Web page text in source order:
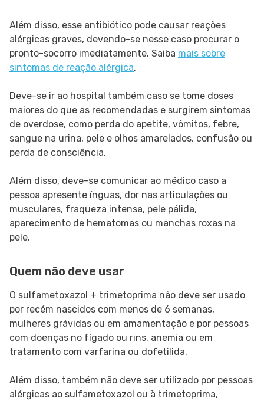
Além disso, esse antibiótico pode causar reações
alérgicas graves, devendo-se nesse caso procurar o
pronto-socorro imediatamente. Saiba mais sobre
sintomas de reação alérgica.
Deve-se ir ao hospital também caso se tome doses
maiores do que as recomendadas e surgirem sintomas
de overdose, como perda do apetite, vômitos, febre,
sangue na urina, pele e olhos amarelados, confusão ou
perda de consciência.
Além disso, deve-se comunicar ao médico caso a
pessoa apresente ínguas, dor nas articulações ou
musculares, fraqueza intensa, pele pálida,
aparecimento de hematomas ou manchas roxas na
pele.
Quem não deve usar
O sulfametoxazol + trimetoprima não deve ser usado
por recém nascidos com menos de 6 semanas,
mulheres grávidas ou em amamentação e por pessoas
com doenças no fígado ou rins, anemia ou em
tratamento com varfarina ou dofetilida.
Além disso, também não deve ser utilizado por pessoas
alérgicas ao sulfametoxazol ou à trimetoprima,